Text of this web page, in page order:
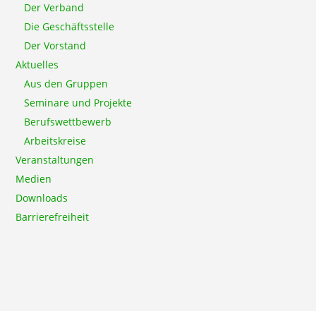
Der Verband
Die Geschäftsstelle
Der Vorstand
Aktuelles
Aus den Gruppen
Seminare und Projekte
Berufswettbewerb
Arbeitskreise
Veranstaltungen
Medien
Downloads
Barrierefreiheit